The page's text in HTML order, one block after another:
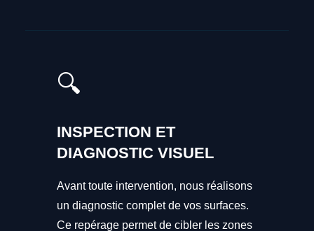
🔍
INSPECTION ET
DIAGNOSTIC VISUEL
Avant toute intervention, nous réalisons
un diagnostic complet de vos surfaces.
Ce repérage permet de cibler les zones